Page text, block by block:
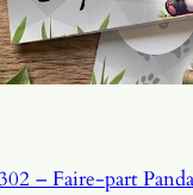
N°302 –